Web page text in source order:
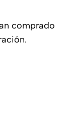
comprado